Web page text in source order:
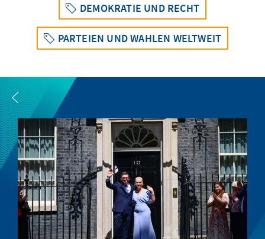
DEMOKRATIE UND RECHT
PARTEIEN UND WAHLEN WELTWEIT